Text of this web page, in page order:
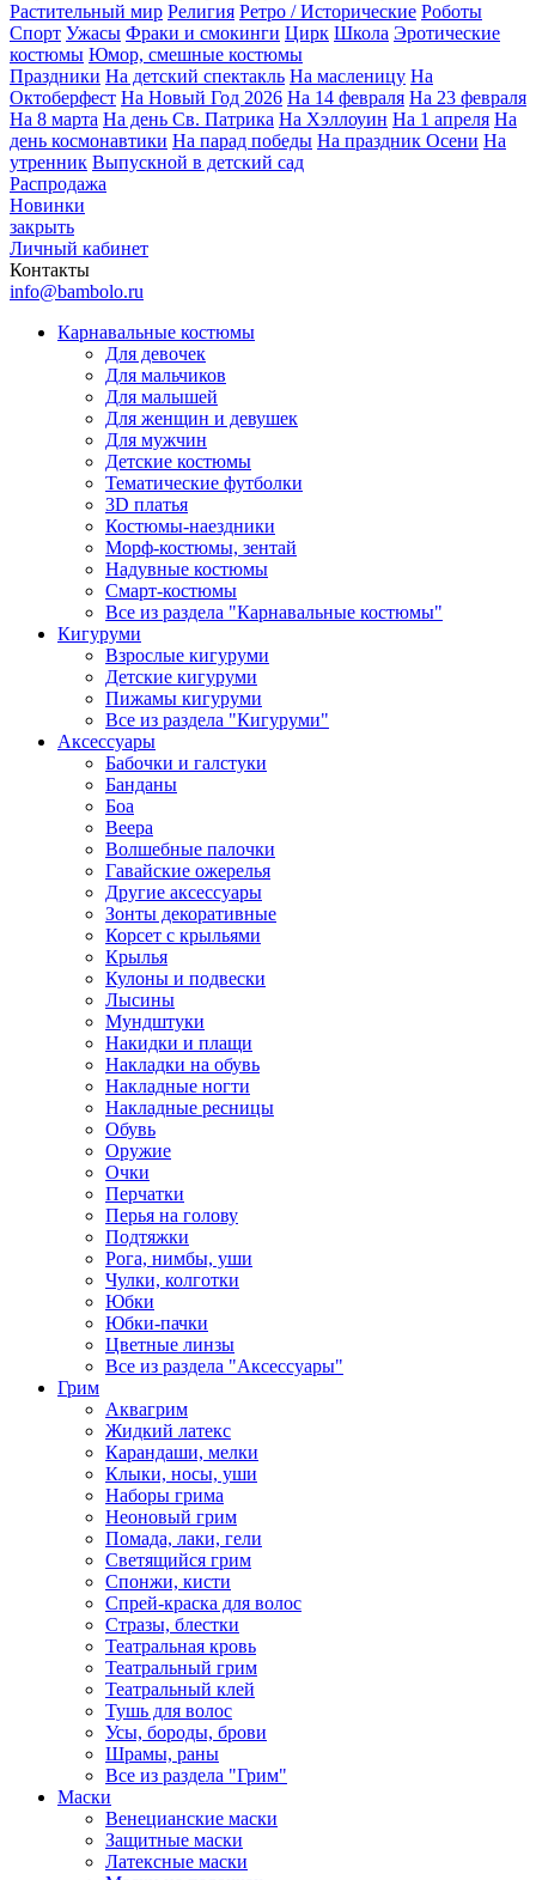
Растительный мир Религия Ретро / Исторические Роботы
Спорт Ужасы Фраки и смокинги Цирк Школа Эротические
костюмы Юмор, смешные костюмы
Праздники На детский спектакль На масленицу На
Октоберфест На Новый Год 2026 На 14 февраля На 23 февраля
На 8 марта На день Св. Патрика На Хэллоуин На 1 апреля На
день космонавтики На парад победы На праздник Осени На
утренник Выпускной в детский сад
Распродажа
Новинки
закрыть
Личный кабинет
Контакты
info@bambolo.ru
Карнавальные костюмы
Для девочек
Для мальчиков
Для малышей
Для женщин и девушек
Для мужчин
Детские костюмы
Тематические футболки
3D платья
Костюмы-наездники
Морф-костюмы, зентай
Надувные костюмы
Смарт-костюмы
Все из раздела "Карнавальные костюмы"
Кигуруми
Взрослые кигуруми
Детские кигуруми
Пижамы кигуруми
Все из раздела "Кигуруми"
Аксессуары
Бабочки и галстуки
Банданы
Боа
Веера
Волшебные палочки
Гавайские ожерелья
Другие аксессуары
Зонты декоративные
Корсет с крыльями
Крылья
Кулоны и подвески
Лысины
Мундштуки
Накидки и плащи
Накладки на обувь
Накладные ногти
Накладные ресницы
Обувь
Оружие
Очки
Перчатки
Перья на голову
Подтяжки
Рога, нимбы, уши
Чулки, колготки
Юбки
Юбки-пачки
Цветные линзы
Все из раздела "Аксессуары"
Грим
Аквагрим
Жидкий латекс
Карандаши, мелки
Клыки, носы, уши
Наборы грима
Неоновый грим
Помада, лаки, гели
Светящийся грим
Спонжи, кисти
Спрей-краска для волос
Стразы, блестки
Театральная кровь
Театральный грим
Театральный клей
Тушь для волос
Усы, бороды, брови
Шрамы, раны
Все из раздела "Грим"
Маски
Венецианские маски
Защитные маски
Латексные маски